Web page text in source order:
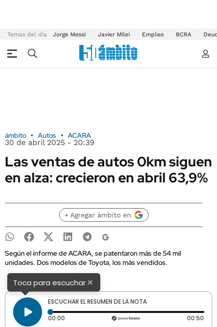
Temas del día Jorge Messi Javier Milei Empleo BCRA
ámbito Autos ACARA
30 de abril 2025 - 20:39
Las ventas de autos 0km siguen
en alza: crecieron en abril 63,9%
+ Agregar ámbito en
Según el informe de ACARA, se patentaron más de 54 mil
unidades. Dos modelos de Toyota, los más vendidos.
Toca para escuchar×
ESCUCHAR EL RESUMEN DE LA NOTA
00:00 Tiempo transcurrido: 0 segundos 00:50